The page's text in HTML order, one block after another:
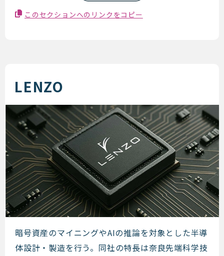
このセクションへのリンクをコピー
LENZO
LENZO
暗号資産のマイニングやAIの推論を対象とした半導
体設計・製造を行う。同社の特長は奈良先端科学技